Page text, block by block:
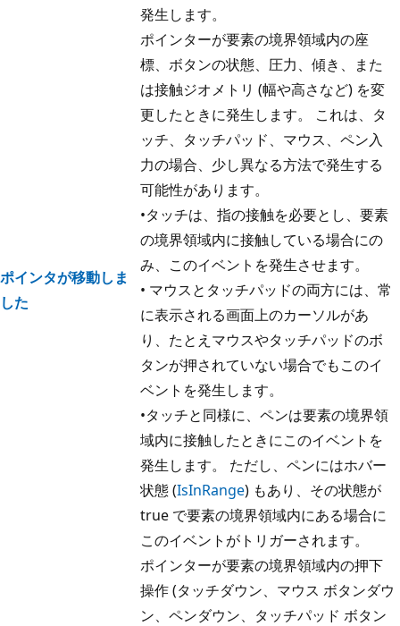
発生します。
ポインタが移動しま
した
ポインターが要素の境界領域内の座
標、ボタンの状態、圧力、傾き、また
は接触ジオメトリ (幅や高さなど) を変
更したときに発生します。 これは、タ
ッチ、タッチパッド、マウス、ペン入
力の場合、少し異なる方法で発生する
可能性があります。
•タッチは、指の接触を必要とし、要素
の境界領域内に接触している場合にの
み、このイベントを発生させます。
• マウスとタッチパッドの両方には、常
に表示される画面上のカーソルがあ
り、たとえマウスやタッチパッドのボ
タンが押されていない場合でもこのイ
ベントを発生します。
•タッチと同様に、ペンは要素の境界領
域内に接触したときにこのイベントを
発生します。 ただし、ペンにはホバー
状態 (IsInRange) もあり、その状態が
true で要素の境界領域内にある場合に
このイベントがトリガーされます。
ポインターが要素の境界領域内の押下
操作 (タッチダウン、マウス ボタンダウ
ン、ペンダウン、タッチパッド ボタン